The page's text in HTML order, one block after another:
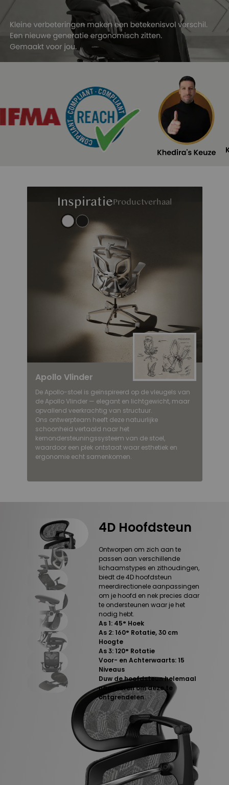
InspiratieProductverhaal
Apollo Vlinder
De Apollo-stoel is geïnspireerd op de vleugels van
de Apollo Vlinder — elegant en lichtgewicht, maar
opvallend veerkrachtig van structuur.
Ons ontwerpteam heeft deze natuurlijke
schoonheid vertaald naar het
kernondersteuningssysteem van de stoel,
waardoor een plek ontstaat waar esthetiek en
ergonomie echt samenkomen.
4D Hoofdsteun
Ontworpen om zich aan te
passen aan verschillende
lichaamstypes en zithoudingen,
biedt de 4D hoofdsteun
meerdirectionele aanpassingen
om je hoofd en nek precies daar
te ondersteunen waar je het
nodig hebt.
As 1: 45° Hoek
As 2: 160° Rotatie, 30 cm
Hoogte
As 3: 120° Rotatie
Voor- en Achterwaarts: 15
Niveaus
Duw de hoofdsteun helemaal
naar voren om deze te
ontgrendelen.